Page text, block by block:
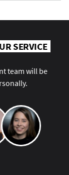
SERVICE
team will be